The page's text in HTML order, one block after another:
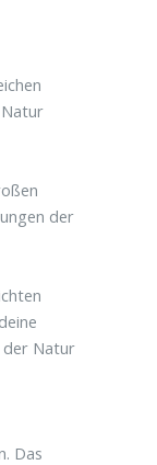
der
der Natur
Das